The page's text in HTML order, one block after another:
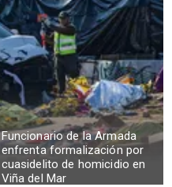
Funcionario de la Armada
enfrenta formalización por
cuasidelito de homicidio en
Viña del Mar